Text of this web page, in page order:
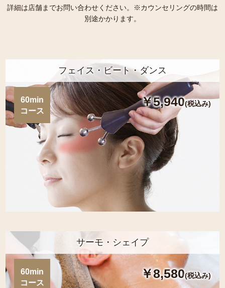
詳細は店舗までお問い合わせください。※カウンセリングの時間は
別途かかります。
フェイス・ビート・ダンス
60min
コース
￥5,940(税込み)
サーモ・シェイプ
60min
コース
￥8,580(税込み)